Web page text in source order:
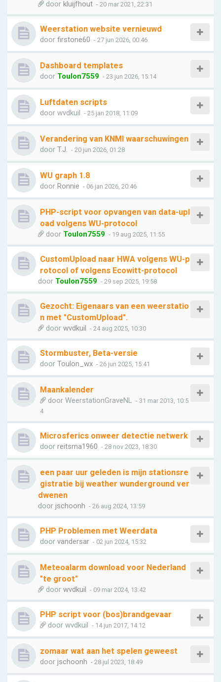
door kluijfhout - 20 mar 2021, 22:31
Weerstation website vernieuwd
door firstone60 - 27 jun 2026, 00:46
Dashboard templates
door Toulon7559 - 23 jun 2026, 15:14
Luftdaten scripts
door wvdkuil - 25 jan 2018, 11:09
Verandering van KNMI waarschuwingen
door T.J. - 20 jun 2026, 01:28
WU graph 1.8
door Ronnie - 06 jan 2026, 20:46
PHP-script voor opvangen van data-upl
oad volgens WU-protocol
door Toulon7559 - 19 aug 2025, 11:55
CustomUpload naar HWA volgens WU-p
rotocol of volgens Ecowitt-protocol
door Toulon7559 - 29 sep 2025, 19:58
Gezocht: Eigenaars van een weerstatio
n met "CustomUpload".
door wvdkuil - 24 aug 2025, 10:30
Stormbuster, Beta-versie
door Toulon_wx - 26 jun 2025, 15:41
Maankalender
door WeerstationGraveNL - 31 mar 2013, 10:5
4
Microsferics onweer detectie netwerk
door reitsma1960 - 28 nov 2023, 18:30
een paar uur geleden is mijn stationsre
gistratie bij weather wunderground ver
dwenen
door jschoonh - 26 aug 2024, 13:59
PHP Problemen met Weerdata
door vandersar - 02 jun 2024, 15:32
Meteoalarm download voor Nederland
"te groot"
door wvdkuil - 09 mar 2024, 13:42
PHP script voor (bos)brandgevaar
door wvdkuil - 14 jun 2017, 14:12
zomaar wat aan het spelen geweest
door jschoonh - 28 jul 2023, 18:49